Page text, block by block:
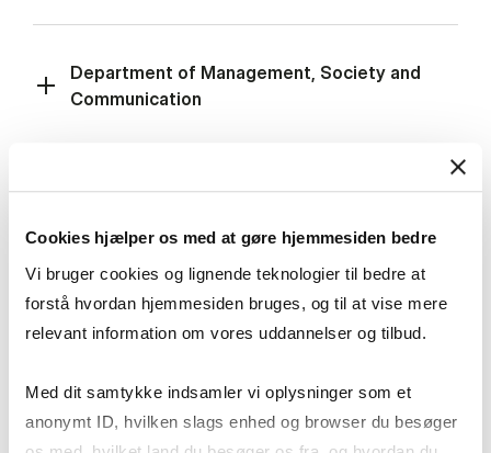
Cookies hjælper os med at gøre hjemmesiden bedre
Vi bruger cookies og lignende teknologier til bedre at
forstå hvordan hjemmesiden bruges, og til at vise mere
relevant information om vores uddannelser og tilbud.
Med dit samtykke indsamler vi oplysninger som et
anonymt ID, hvilken slags enhed og browser du besøger
De­part­ment of Ma­na­ge­ment, So­cie­ty and
Com­mu­ni­ca­tion
De­part­ment of Mar­ke­ting
De­part­ment of Ope­ra­tions Ma­na­ge­ment